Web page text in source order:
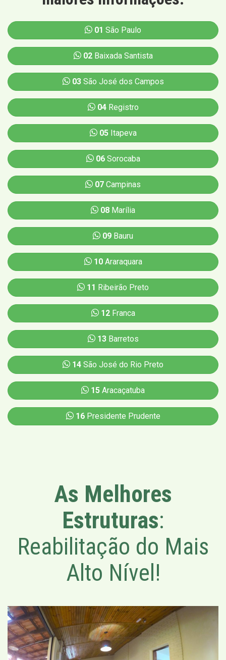
01 São Paulo
02Baixada Santista
03São José dos Campos
04Registro
05Itapeva
06Sorocaba
07 Campinas
08 Marília
09 Bauru
10Araraquara
11 Ribeirão Preto
12Franca
13Barretos
14 São José do Rio Preto
15 Aracaçatuba
16Presidente Prudente
As Melhores
Estruturas:
Reabilitação do Mais
Alto Nível!